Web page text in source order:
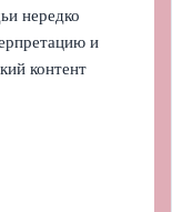
нередко
и
контент